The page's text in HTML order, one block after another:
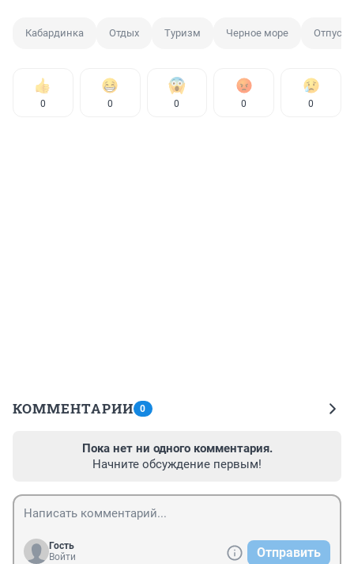
Кабардинка Отдых Туризм Черное море Отпуск
0 0 0 0 0
КОММЕНТАРИИ 0
Пока нет ни одного комментария.
Начните обсуждение первым!
Гость
Войти
Отправить